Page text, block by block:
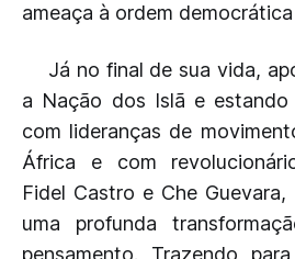
ameaça à ordem
Já no final de sua vida,
a Nação dos Islã e
com lideranças de
África e com
Fidel Castro e Che
uma profunda
pensamento. Trazendo